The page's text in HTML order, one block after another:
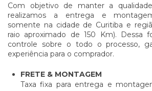
Com objetivo de manter a
realizamos a entrega e
somente na cidade de Curitiba e
raio aproximado de 150 Km). Dessa
controle sobre o todo o processo,
experiência para o comprador.
FRETE & MONTAGEM
Taxa fixa para entrega e